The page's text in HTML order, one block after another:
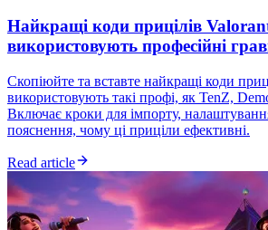
Найкращі коди прицілів
використовують професійні
Скопіюйте та вставте найкращі коди
використовують такі профі, як TenZ,
Включає кроки для імпорту,
пояснення, чому ці приціли ефективні.
Read article